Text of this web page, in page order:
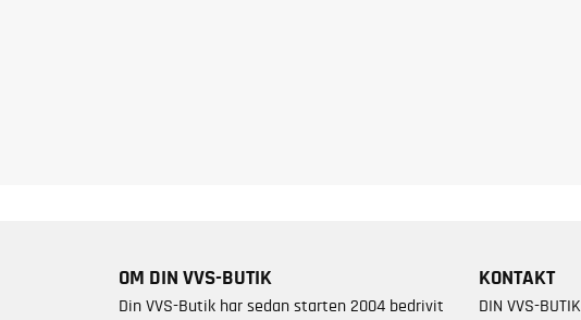
OM DIN VVS-BUTIK
Din VVS-Butik har sedan starten 2004 bedrivit
KONTAKT
DIN VVS-BUTIK